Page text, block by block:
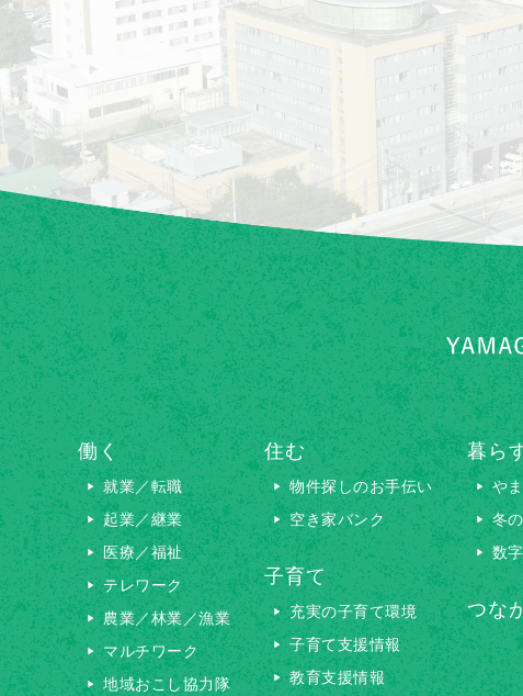
働く
就業／転職
起業／継業
医療／福祉
テレワーク
農業／林業／漁業
マルチワーク
地域おこし協力隊
住む
物件探しのお手伝い
空き家バンク
子育て
充実の子育て環境
子育て支援情報
教育支援情報
暮ら
や
冬
数
つな